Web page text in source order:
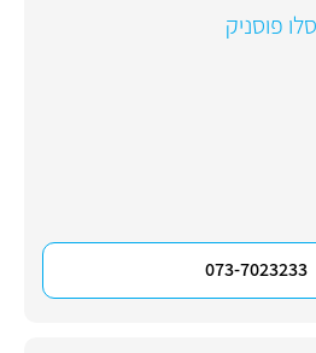
פוסניק
073-7023233